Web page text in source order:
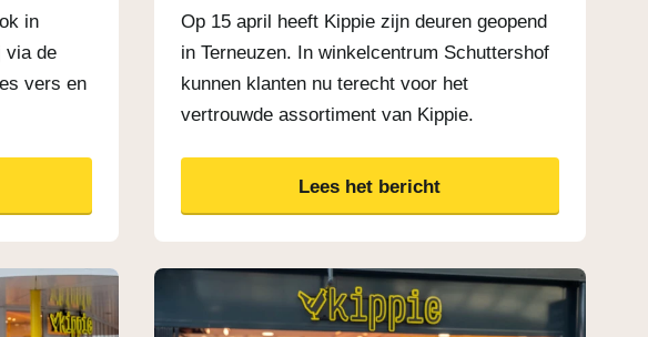
in
via de
vers en
Op 15 april heeft Kippie zijn deuren geopend
in Terneuzen. In winkelcentrum Schuttershof
kunnen klanten nu terecht voor het
vertrouwde assortiment van Kippie.
Lees het bericht